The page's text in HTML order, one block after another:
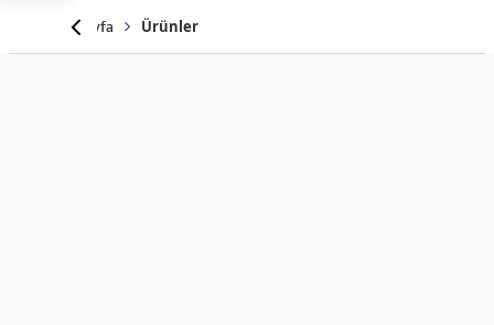
Anasayfa Ürünler